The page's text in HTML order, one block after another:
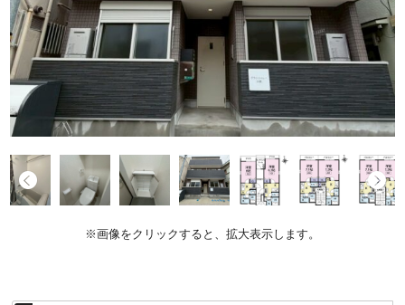
※画像をクリックすると、拡大表示します。